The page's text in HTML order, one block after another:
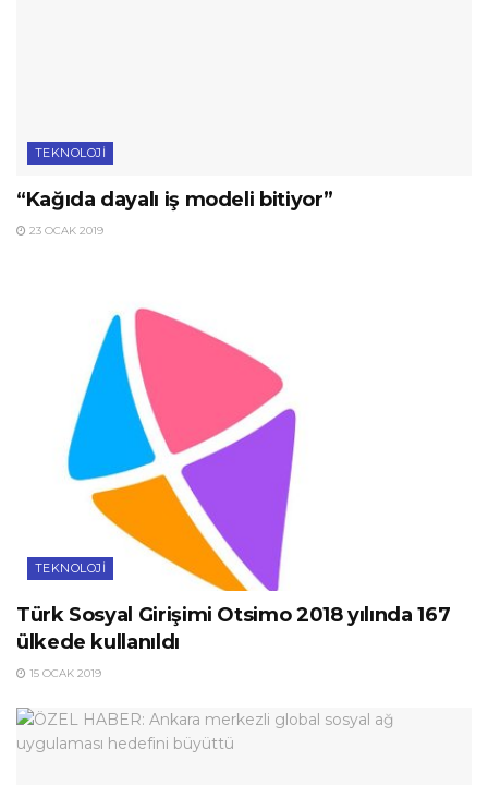
TEKNOLOJI
“Kağıda dayalı iş modeli bitiyor”
23 OCAK 2019
TEKNOLOJI
Türk Sosyal Girişimi Otsimo 2018 yılında 167
ülkede kullanıldı
15 OCAK 2019